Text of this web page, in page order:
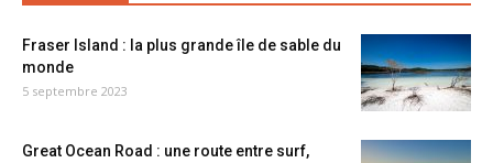
Fraser Island : la plus grande île de sable du
monde
5 septembre 2023
Great Ocean Road : une route entre surf,